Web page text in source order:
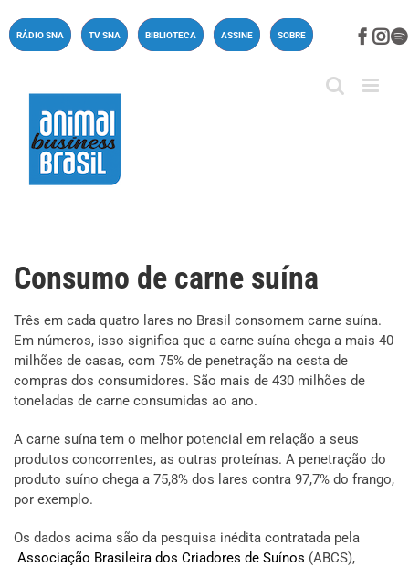
paraRÁDIO SNA TV SNA BIBLIOTECA ASSINE SOBRE
Consumo de carne suína
Três em cada quatro lares no Brasil consomem carne suína.
Em números, isso significa que a carne suína chega a mais 40
milhões de casas, com 75% de penetração na cesta de
compras dos consumidores. São mais de 430 milhões de
toneladas de carne consumidas ao ano.
A carne suína tem o melhor potencial em relação a seus
produtos concorrentes, as outras proteínas. A penetração do
produto suíno chega a 75,8% dos lares contra 97,7% do frango,
por exemplo.
Os dados acima são da pesquisa inédita contratada pela
Associação Brasileira dos Criadores de Suínos (ABCS),